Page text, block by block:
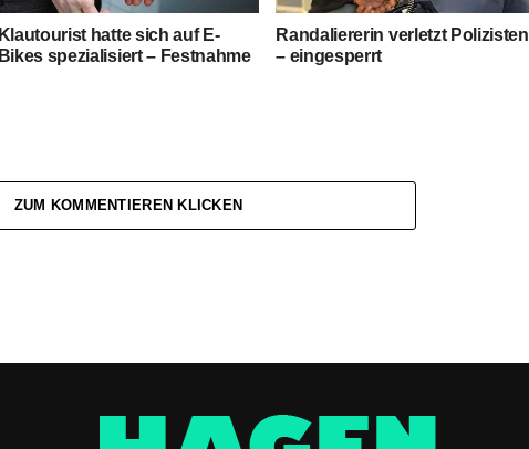
Klautourist hatte sich auf E-
Bikes spezialisiert – Festnahme
Randaliererin verletzt Polizisten
– eingesperrt
ZUM KOMMENTIEREN KLICKEN